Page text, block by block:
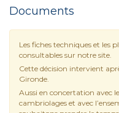
Documents
Les fiches techniques et
consultables sur notre site.
Cette décision intervient
Gironde.
Aussi en concertation avec
cambriolages et avec